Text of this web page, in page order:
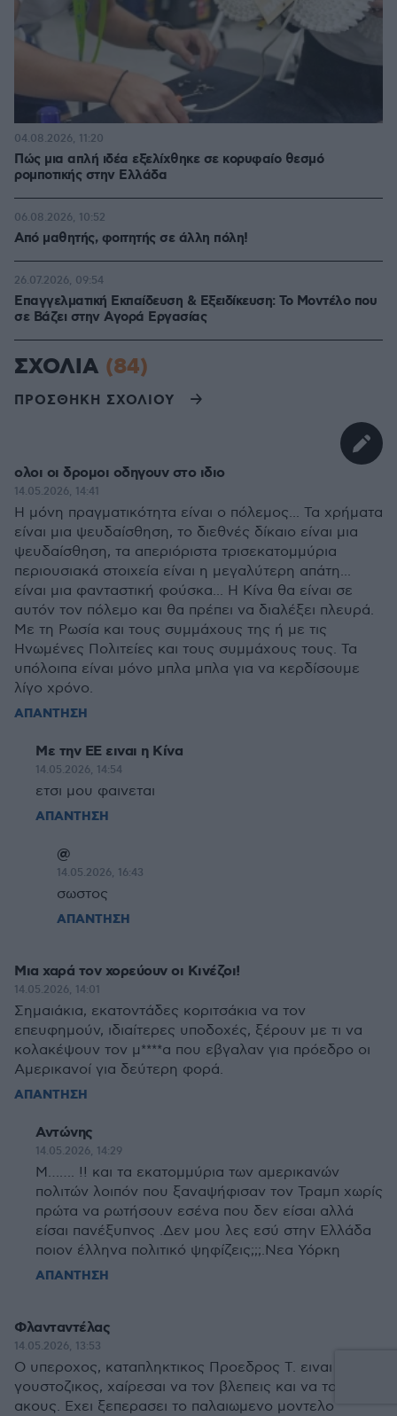
Πώς μια απλή ιδέα εξελίχθηκε σε κορυφαίο θεσμό
ρομποτικής στην Ελλάδα
04.08.2026, 11:20
Από μαθητής, φοιτητής σε άλλη πόλη!
06.08.2026, 10:52
Επαγγελματική Εκπαίδευση & Εξειδίκευση: Το Mοντέλο που
σε Bάζει στην Aγορά Eργασίας
26.07.2026, 09:54
ΣΧΟΛΙΑ (84)
ΠΡΟΣΘΗΚΗ ΣΧΟΛΙΟΥ
ολοι οι δρομοι οδηγουν στο ιδιο
14.05.2026, 14:41
Η μόνη πραγματικότητα είναι ο πόλεμος... Τα χρήματα
είναι μια ψευδαίσθηση, το διεθνές δίκαιο είναι μια
ψευδαίσθηση, τα απεριόριστα τρισεκατομμύρια
περιουσιακά στοιχεία είναι η μεγαλύτερη απάτη...
είναι μια φανταστική φούσκα... Η Κίνα θα είναι σε
αυτόν τον πόλεμο και θα πρέπει να διαλέξει πλευρά.
Με τη Ρωσία και τους συμμάχους της ή με τις
Ηνωμένες Πολιτείες και τους συμμάχους τους. Τα
υπόλοιπα είναι μόνο μπλα μπλα για να κερδίσουμε
λίγο χρόνο.
ΑΠΑΝΤΗΣΗ
Με την ΕΕ ειναι η Κίνα
14.05.2026, 14:54
ετσι μου φαινεται
ΑΠΑΝΤΗΣΗ
@
14.05.2026, 16:43
σωστος
ΑΠΑΝΤΗΣΗ
Μια χαρά τον χορεύουν οι Κινέζοι!
14.05.2026, 14:01
Σημαιάκια, εκατοντάδες κοριτσάκια να τον
επευφημούν, ιδιαίτερες υποδοχές, ξέρουν με τι να
κολακέψουν τον μ****α που εβγαλαν για πρόεδρο οι
Αμερικανοί για δεύτερη φορά.
ΑΠΑΝΤΗΣΗ
Αντώνης
14.05.2026, 14:29
Μ……. !! και τα εκατομμύρια των αμερικανών
πολιτών λοιπόν που ξαναψήφισαν τον Τραμπ χωρίς
πρώτα να ρωτήσουν εσένα που δεν είσαι αλλά
είσαι πανέξυπνος .Δεν μου λες εσύ στην Ελλάδα
ποιον έλληνα πολιτικό ψηφίζεις;;;.Νεα Υόρκη
ΑΠΑΝΤΗΣΗ
Φλανταντέλας
14.05.2026, 13:53
Ο υπεροχος, καταπληκτικος Προεδρος Τ. ειναι πολυ
γουστοζικος, χαίρεσαι να τον βλεπεις και να τον
ακους. Εχει ξεπερασει το παλαιωμενο μοντελο